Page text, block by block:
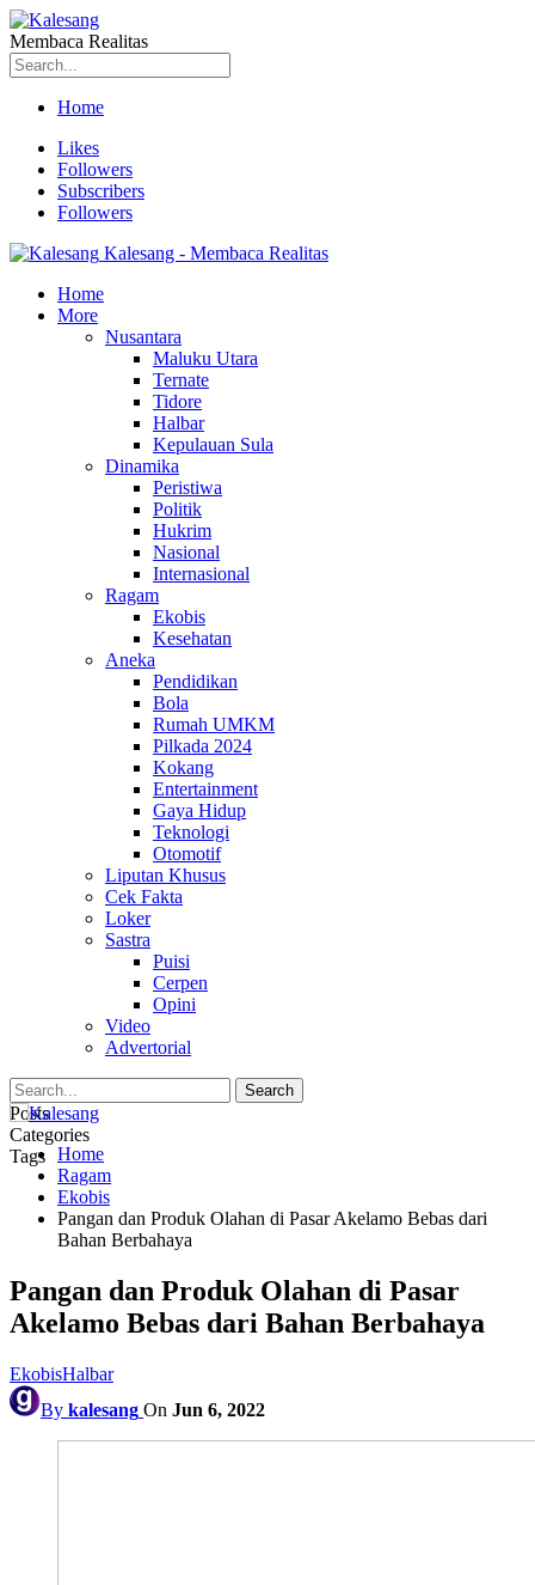
Membaca Realitas
Home
Likes
Followers
Subscribers
Followers
Kalesang - Membaca Realitas
Home
More
Nusantara
Maluku Utara
Ternate
Tidore
Halbar
Kepulauan Sula
Dinamika
Peristiwa
Politik
Hukrim
Nasional
Internasional
Ragam
Ekobis
Kesehatan
Aneka
Pendidikan
Bola
Rumah UMKM
Pilkada 2024
Kokang
Entertainment
Gaya Hidup
Teknologi
Otomotif
Liputan Khusus
Cek Fakta
Loker
Sastra
Puisi
Cerpen
Opini
Video
Advertorial
Posts
Categories
Tags Home
Ragam
Ekobis
Pangan dan Produk Olahan di Pasar Akelamo Bebas dari
Bahan Berbahaya
Pangan dan Produk Olahan di Pasar
Akelamo Bebas dari Bahan Berbahaya
EkobisHalbar
By kalesang On Jun 6, 2022